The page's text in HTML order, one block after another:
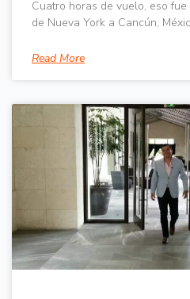
Cuatro horas de vuelo, eso
de Nueva York a Cancún,
Read More